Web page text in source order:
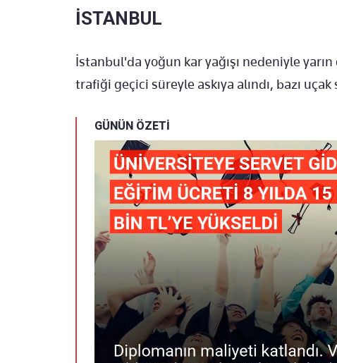
İSTANBUL
İstanbul'da yoğun kar yağışı nedeniyle
trafiği geçici süreyle askıya alındı, bazı
GÜNÜN ÖZETİ